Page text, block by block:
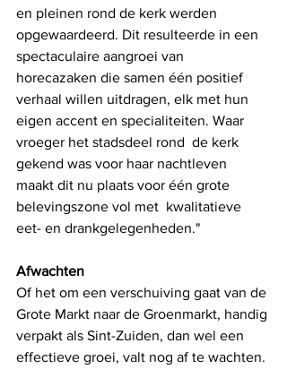
en pleinen rond de kerk werden
opgewaardeerd. Dit resulteerde in een
spectaculaire aangroei van
horecazaken die samen één positief
verhaal willen uitdragen, elk met hun
eigen accent en specialiteiten. Waar
vroeger het stadsdeel rond  de kerk
gekend was voor haar nachtleven
maakt dit nu plaats voor één grote
belevingszone vol met  kwalitatieve
eet- en drankgelegenheden."
Afwachten
Of het om een verschuiving gaat van de
Grote Markt naar de Groenmarkt, handig
verpakt als Sint-Zuiden, dan wel een
effectieve groei, valt nog af te wachten.